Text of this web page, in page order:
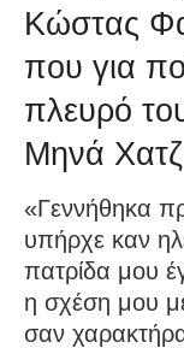
Κώστας
που για
πλευρό
Μηνά
«Γεννήθηκα
υπήρχε καν
πατρίδα μου
η σχέση μου
σαν